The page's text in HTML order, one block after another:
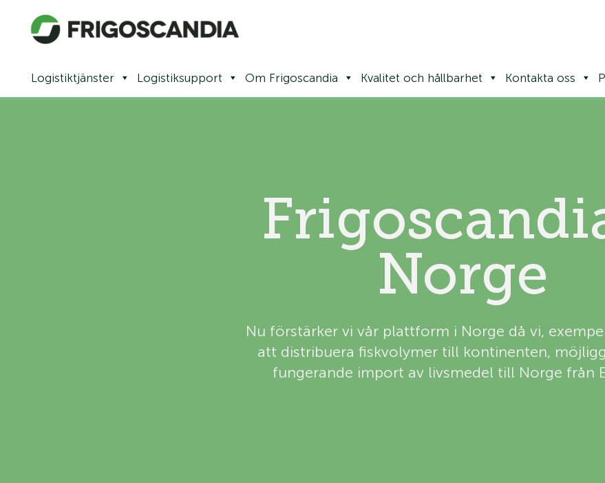
Logistiktjänster Logistiksupport Om Frigoscandia Kvalitet och hållbarhet Kontakta oss
Norge
Nu förstärker vi vår plattform i Norge då vi,
att distribuera fiskvolymer till kontinenten,
fungerande import av livsmedel till Norge från